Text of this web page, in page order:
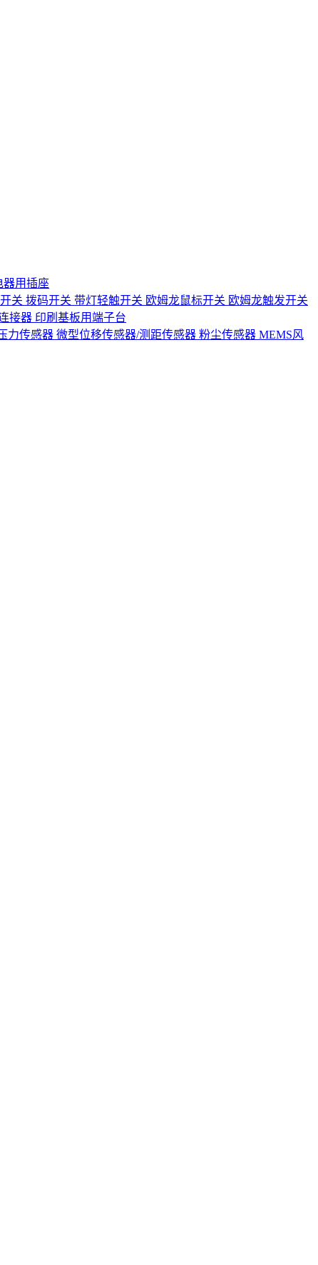
器用插座
关 拨码开关 带灯轻触开关 欧姆龙鼠标开关 欧姆龙触发开关
接器 印刷基板用端子台
力传感器 微型位移传感器/测距传感器 粉尘传感器 MEMS风